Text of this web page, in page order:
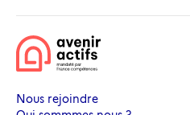
Nous rejoindre